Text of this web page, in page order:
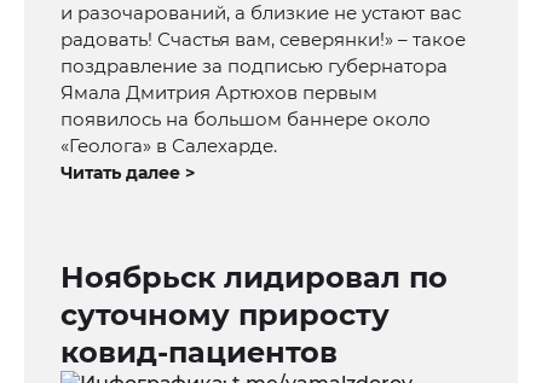
и разочарований, а близкие не устают вас
радовать! Счастья вам, северянки!» – такое
поздравление за подписью губернатора
Ямала Дмитрия Артюхов первым
появилось на большом баннере около
«Геолога» в Салехарде.
Читать далее >
Ноябрьск лидировал по
суточному приросту
ковид-пациентов